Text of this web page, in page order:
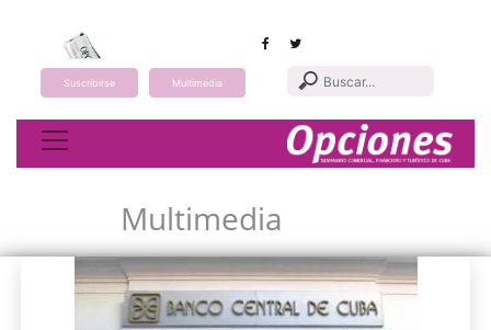
Suscribirse Multimedia
Toggle navigation
Multimedia